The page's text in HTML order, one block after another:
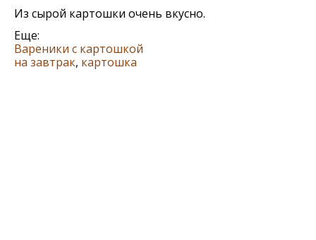
Из сырой картошки очень вкусно.
Еще:
Вареники с картошкой
на завтрак, картошка